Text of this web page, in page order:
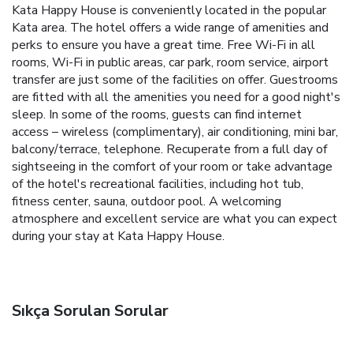
Kata Happy House is conveniently located in the popular
Kata area. The hotel offers a wide range of amenities and
perks to ensure you have a great time. Free Wi-Fi in all
rooms, Wi-Fi in public areas, car park, room service, airport
transfer are just some of the facilities on offer. Guestrooms
are fitted with all the amenities you need for a good night's
sleep. In some of the rooms, guests can find internet
access – wireless (complimentary), air conditioning, mini bar,
balcony/terrace, telephone. Recuperate from a full day of
sightseeing in the comfort of your room or take advantage
of the hotel's recreational facilities, including hot tub,
fitness center, sauna, outdoor pool. A welcoming
atmosphere and excellent service are what you can expect
during your stay at Kata Happy House.
Sıkça Sorulan Sorular